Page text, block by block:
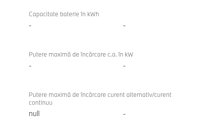
Încărcare
116
Capacitate baterie în kWh
- -
Putere maximă de încărcare c.a. în kW
- -
Putere maximă de încărcare curent alternativ/curent
continuu
null -